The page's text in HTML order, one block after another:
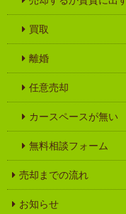
買取
離婚
任意売却
カースペースが無い
無料相談フォーム
売却までの流れ
お知らせ